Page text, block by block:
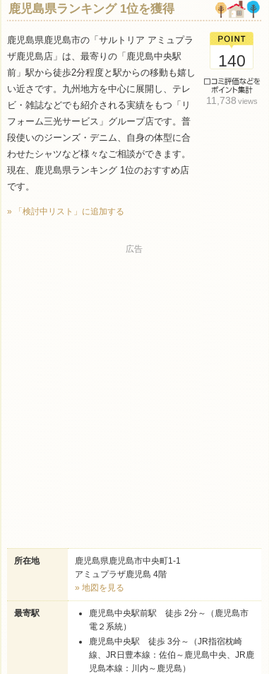
鹿児島県ランキング 1位を獲得
鹿児島県鹿児島市の「サルトリア アミュプラ
ザ鹿児島店」は、最寄りの「鹿児島中央駅
前」駅から徒歩2分程度と駅からの移動も嬉し
い近さです。九州地方を中心に展開し、テレ
ビ・雑誌などでも紹介される実績をもつ「リ
フォーム三光サービス」グループ店です。普
段使いのジーンズ・デニム、自身の体型に合
わせたシャツなど様々なご相談ができます。
現在、鹿児島県ランキング 1位のおすすめ店
です。
» 「検討中リスト」に追加する
140
11,738 views
所在地
鹿児島県鹿児島市中央町1-1
アミュプラザ鹿児島 4階
» 地図を見る
最寄駅
鹿児島中央駅前駅 徒歩 2分～（鹿児島市
電２系統）
鹿児島中央駅 徒歩 3分～（JR指宿枕崎
線、JR日豊本線：佐伯～鹿児島中央、JR鹿
児島本線：川内～鹿児島）